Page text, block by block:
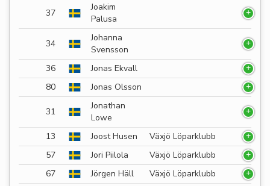
37
Joakim
Palusa
34
Johanna
Svensson
36
Jonas Ekvall
80
Jonas Olsson
31
Jonathan
Lowe
13
Joost Husen
Växjö Löparklubb
57
Jori Piilola
Växjö Löparklubb
67
Jörgen Häll Växjö Löparklubb